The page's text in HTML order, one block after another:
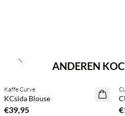
ANDEREN
NEWS
Kaffe Curve
KCsida Blouse
€39,95
Previous slide